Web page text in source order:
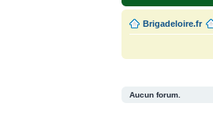
Brigadeloire.fr
Aucun forum.